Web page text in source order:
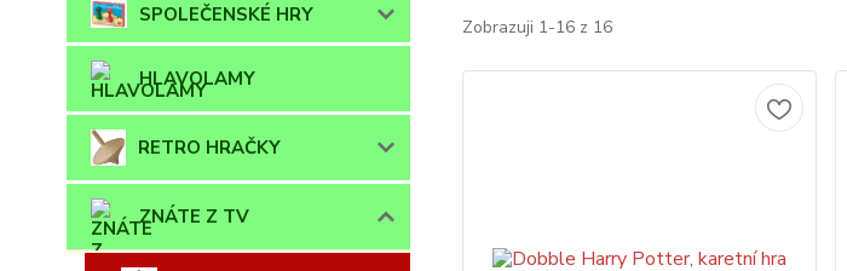
SPOLEČENSKÉ HRY
HLAVOLAMY
RETRO HRAČKY
ZNÁTE Z TV
Zobrazuji 1-16 z 16